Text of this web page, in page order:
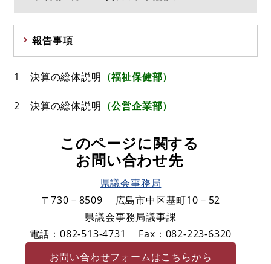
報告事項
1 決算の総体説明 （福祉保健部）
2 決算の総体説明 （公営企業部）
このページに関する
お問い合わせ先
県議会事務局
〒730－8509
広島市中区基町10－52
県議会事務局議事課
電話：082-513-4731
Fax：082-223-6320
お問い合わせフォームはこちらから